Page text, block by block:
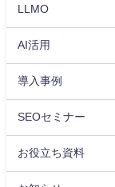
LLMO
AI活用
導入事例
SEOセミナー
お役立ち資料